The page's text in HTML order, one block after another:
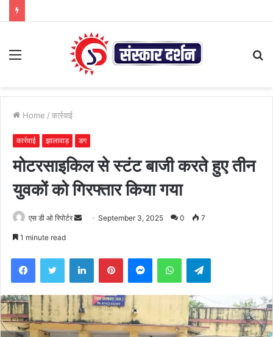
Menu
Home / कार्रवाई
कार्रवाई झालावाड़ डग
मोटरसाइकिल से स्टंट बाजी करते हुए तीन
युवकों को गिरफ्तार किया गया
एस डी ओ रिपोर्टर
Send September 3, 2025 0 7
1 minute read
FacebookTwitter LinkedInPinterestMessengerWhatsAppTelegram